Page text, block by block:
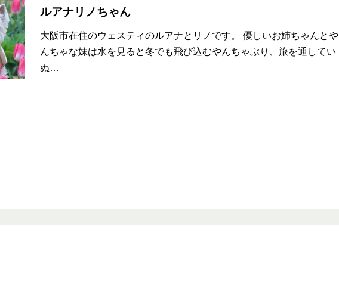
ルアナリノちゃん
大阪市在住のウェスティのルアナとリノです。 優しいお姉ちゃんとや
んちゃな妹は水を見ると冬でも飛び込むやんちゃぶり、旅を通してい
ぬ…